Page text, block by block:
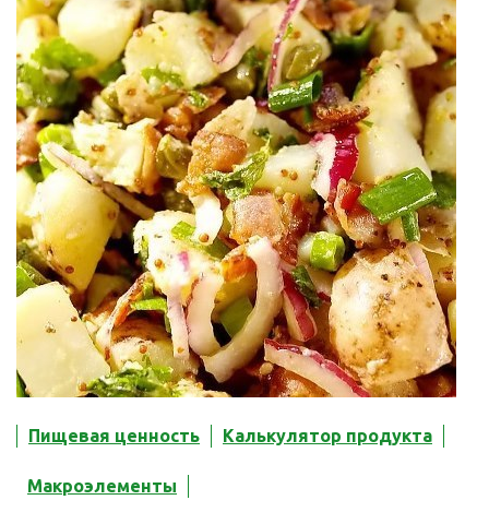
Пищевая ценность Калькулятор продукта
Макроэлементы